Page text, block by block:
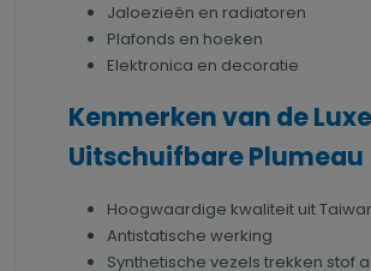
Jaloezieën en radiatoren
Plafonds en hoeken
Elektronica en decoratie
Kenmerken van de Luxe
Uitschuifbare Plumeau
Hoogwaardige kwaliteit uit
Antistatische werking
Synthetische vezels trekken stof